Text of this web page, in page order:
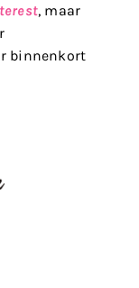
, maar
binnenkort